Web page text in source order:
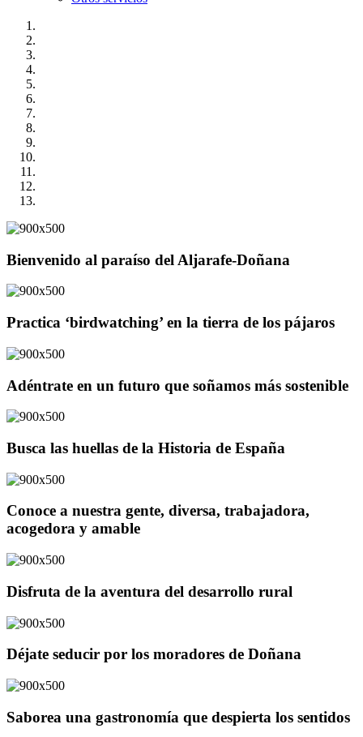
Bienvenido al paraíso del Aljarafe-Doñana
Practica ‘birdwatching’ en la tierra de los pájaros
Adéntrate en un futuro que soñamos más sostenible
Busca las huellas de la Historia de España
Conoce a nuestra gente, diversa, trabajadora,
acogedora y amable
Disfruta de la aventura del desarrollo rural
Déjate seducir por los moradores de Doñana
Saborea una gastronomía que despierta los sentidos